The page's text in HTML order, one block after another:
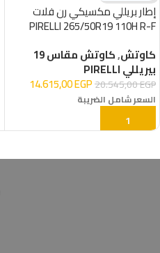
إطار بريللي مكسيكي رن فلات
PIRELLI 265/50R19 110H R-F
كاوتش,كاوتش مقاس 19
بيريللي PIRELLI
20.545,00EGP
14.615,00EGP
السعر شامل الضريبة
إضافة إلى السلة